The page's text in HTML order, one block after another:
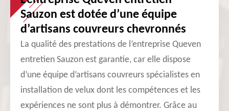
Sauzon est dotée d’une équipe
d’artisans couvreurs chevronnés
La qualité des prestations de l’entreprise Queven
entretien Sauzon est garantie, car elle dispose
d’une équipe d’artisans couvreurs spécialistes en
installation de velux dont les compétences et les
expériences ne sont plus à démontrer. Grâce au